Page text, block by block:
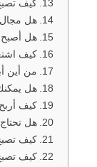
كيف تصبح
هل مجال
هل أصبح
كيف
من أين أبدأ
هل يمكنك
كيف أربح
هل تحتاج
كيف تصبح
كيف تصبح